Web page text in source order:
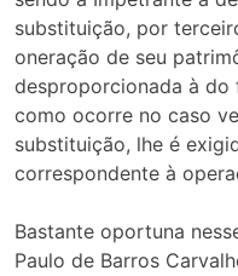
substituição, por
oneração de seu
desproporcionada à
como ocorre no caso
substituição, lhe é
correspondente à
Bastante oportuna
Paulo de Barros